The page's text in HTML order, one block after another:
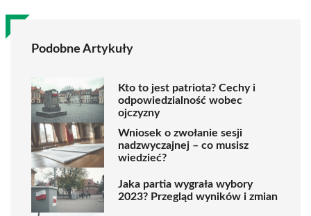
Podobne Artykuły
Kto to jest patriota? Cechy i
odpowiedzialność wobec
ojczyzny
Wniosek o zwołanie sesji
nadzwyczajnej – co musisz
wiedzieć?
Jaka partia wygrała wybory
2023? Przegląd wyników i zmian